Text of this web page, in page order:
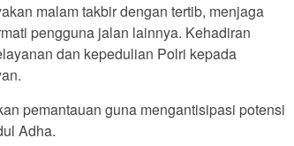
malam takbir dengan tertib, menjaga
pengguna jalan lainnya. Kehadiran
dan kepedulian Polri kepada
pemantauan guna mengantisipasi potensi
Adha.